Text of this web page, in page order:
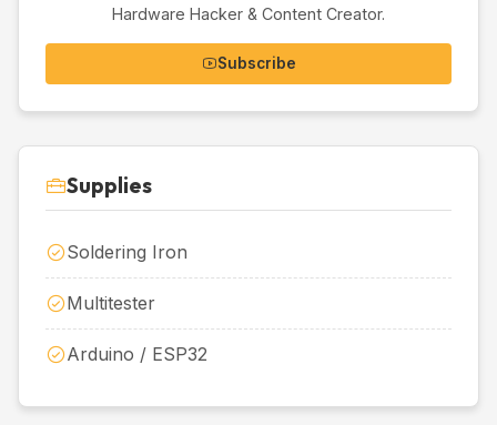
Hardware Hacker & Content Creator.
Subscribe
Supplies
Soldering Iron
Multitester
Arduino / ESP32